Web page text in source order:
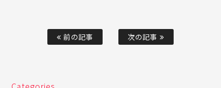
前の記事 次の記事